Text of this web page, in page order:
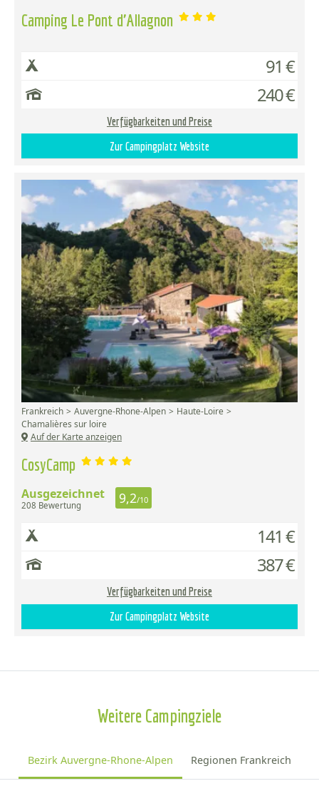
Camping Le Pont d'Allagnon
91 €
240 €
Verfügbarkeiten und Preise
Zur Campingplatz Website
CosyCamp
Frankreich Auvergne-Rhone-Alpen
Haute-Loire
Chamalières sur loire
Auf der Karte anzeigen
Ausgezeichnet
208 Bewertung 9,2/10
141 €
387 €
Verfügbarkeiten und Preise
Zur Campingplatz Website
Weitere Campingziele
Bezirk Auvergne-Rhone-Alpen Regionen Frankreich